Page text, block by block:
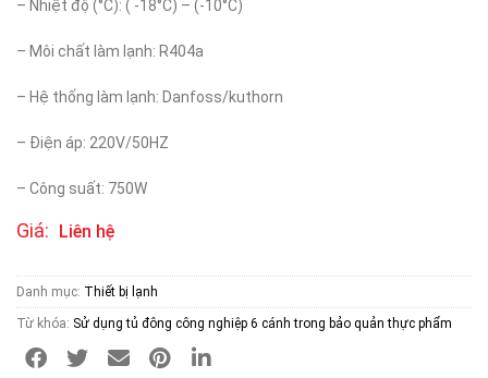
– Nhiệt độ (°C): ( -18°C) – (-10°C)
– Môi chất làm lạnh: R404a
– Hệ thống làm lạnh: Danfoss/kuthorn
– Điện áp: 220V/50HZ
– Công suất: 750W
Giá: Liên hệ
Danh mục: Thiết bị lạnh
Từ khóa: Sử dụng tủ đông công nghiệp 6 cánh trong bảo quản thực phẩm